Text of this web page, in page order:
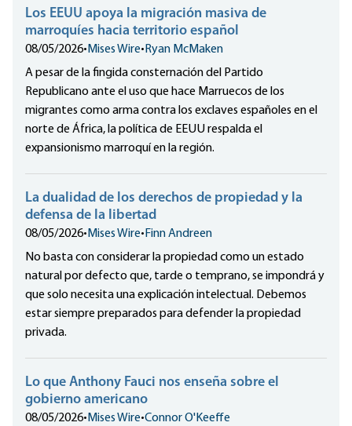
Los EEUU apoya la migración masiva de
marroquíes hacia territorio español
08/05/2026• Mises Wire• Ryan McMaken
A pesar de la fingida consternación del Partido
Republicano ante el uso que hace Marruecos de los
migrantes como arma contra los exclaves españoles en el
norte de África, la política de EEUU respalda el
expansionismo marroquí en la región.
La dualidad de los derechos de propiedad y la
defensa de la libertad
08/05/2026• Mises Wire• Finn Andreen
No basta con considerar la propiedad como un estado
natural por defecto que, tarde o temprano, se impondrá y
que solo necesita una explicación intelectual. Debemos
estar siempre preparados para defender la propiedad
privada.
Lo que Anthony Fauci nos enseña sobre el
gobierno americano
08/05/2026• Mises Wire•Connor O'Keeffe